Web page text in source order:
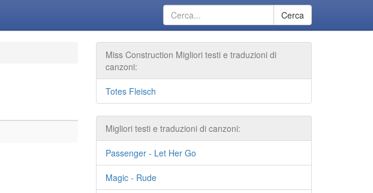
Cerca
Miss Construction Migliori testi e traduzioni di
canzoni:
Totes Fleisch
Migliori testi e traduzioni di canzoni:
Passenger - Let Her Go
Magic - Rude